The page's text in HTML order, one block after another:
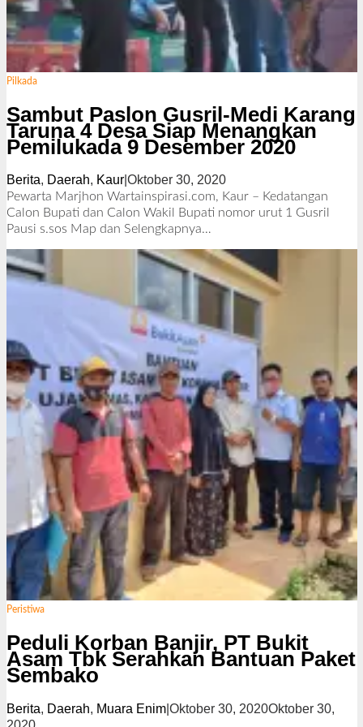
Pilkada
Sambut Paslon Gusril-Medi Karang
Taruna 4 Desa Siap Menangkan
Pemilukada 9 Desember 2020
Berita, Daerah, Kaur| Oktober 30, 2020o
l
e
e
d
a
i
Pewarta Marjhon Wartainspirasi.com, Kaur – Kedatangan
Calon Bupati dan Calon Wakil Bupati nomor urut 1 Gusril
Pausi s.sos Map dan Selengkapnya…
Peristiwa
Peduli Korban Banjir, PT Bukit
Asam Tbk Serahkan Bantuan Paket
Sembako
Berita, Daerah, Muara Enim| Oktober 30, 2020Oktober 30,